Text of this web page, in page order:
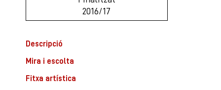
2016/17
Descripció
Mira i escolta
Fitxa artística